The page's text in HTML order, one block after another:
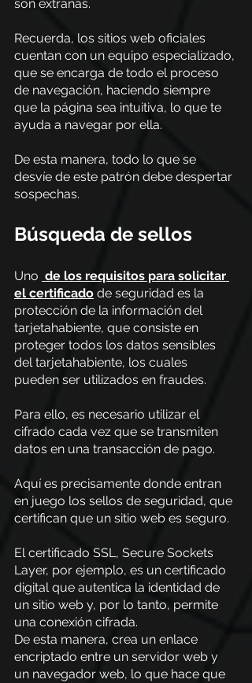
son extrañas.
Recuerda, los sitios web oficiales
cuentan con un equipo especializado,
que se encarga de todo el proceso
de navegación, haciendo siempre
que la página sea intuitiva, lo que te
ayuda a navegar por ella.
De esta manera, todo lo que se
desvíe de este patrón debe despertar
sospechas.
Búsqueda de sellos
Uno de los requisitos para solicitar
el certificado de seguridad es la
protección de la información del
tarjetahabiente, que consiste en
proteger todos los datos sensibles
del tarjetahabiente, los cuales
pueden ser utilizados en fraudes.
Para ello, es necesario utilizar el
cifrado cada vez que se transmiten
datos en una transacción de pago.
Aquí es precisamente donde entran
en juego los sellos de seguridad, que
certifican que un sitio web es seguro.
El certificado SSL, Secure Sockets
Layer, por ejemplo, es un certificado
digital que autentica la identidad de
un sitio web y, por lo tanto, permite
una conexión cifrada.
De esta manera, crea un enlace
encriptado entre un servidor web y
un navegador web, lo que hace que